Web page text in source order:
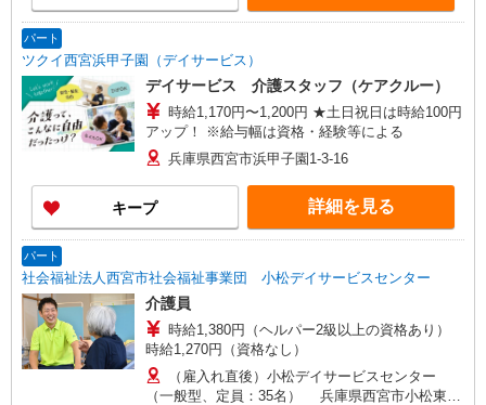
パート
ツクイ西宮浜甲子園（デイサービス）
デイサービス 介護スタッフ（ケアクルー）
時給1,170円〜1,200円 ★土日祝日は時給100円
アップ！ ※給与幅は資格・経験等による
兵庫県西宮市浜甲子園1-3-16
キープ 詳細を見る
パート
社会福祉法人西宮市社会福祉事業団 小松デイサービスセンター
介護員
時給1,380円（ヘルパー2級以上の資格あり）
時給1,270円（資格なし）
（雇入れ直後）小松デイサービスセンター
（一般型、定員：35名） 兵庫県西宮市小松東町